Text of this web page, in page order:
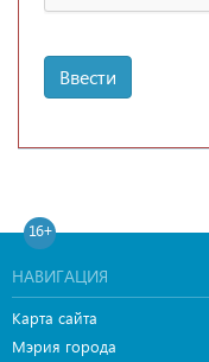
Ввести
16+
НАВИГАЦИЯ
Карта сайта
Мэрия города